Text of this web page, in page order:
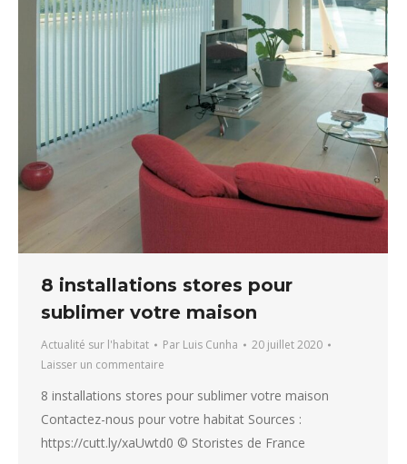
8 installations stores pour
sublimer votre maison
Actualité sur l'habitat Par Luis Cunha
20 juillet 2020
Laisser un commentaire
8 installations stores pour sublimer votre maison
Contactez-nous pour votre habitat Sources :
https://cutt.ly/xaUwtd0 © Storistes de France